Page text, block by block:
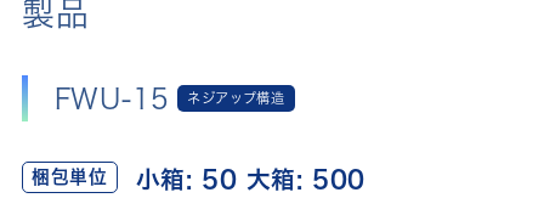
製品
FWU-15 ネジアップ構造
梱包単位 小箱: 50 大箱: 500